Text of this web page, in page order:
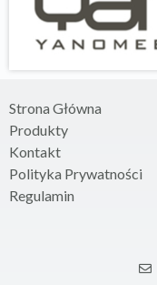
Strona Główna
Produkty
Kontakt
Polityka Prywatności
Regulamin